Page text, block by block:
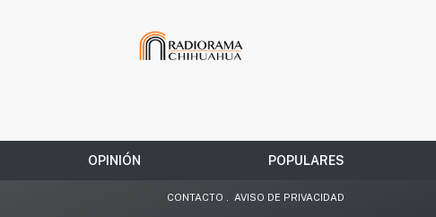
OPINIÓN POPULARES
CONTACTO AVISO DE PRIVACIDAD